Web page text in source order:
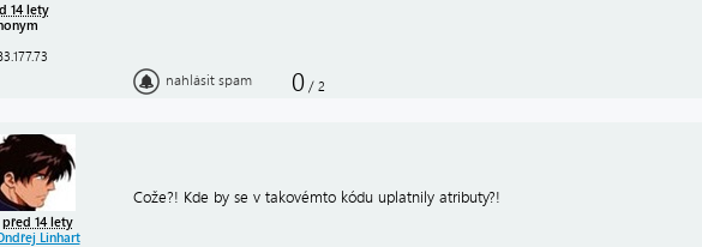
14 lety
nahlásit spam 0 / 2
před 14 lety
Linhart
Cože?! Kde by se v takovémto kódu uplatnily atributy?!